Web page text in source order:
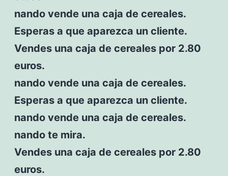
nando vende una caja de cereales.
Esperas a que aparezca un cliente.
Vendes una caja de cereales por 2.80
euros.
nando vende una caja de cereales.
Esperas a que aparezca un cliente.
nando vende una caja de cereales.
nando te mira.
Vendes una caja de cereales por 2.80
euros.